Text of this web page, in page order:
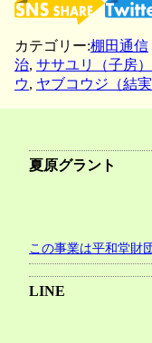
カテゴリー:棚田通信
治, ササユリ（子房）
ウ, ヤブコウジ（結実
夏原グラント
この事業は平和堂財
LINE